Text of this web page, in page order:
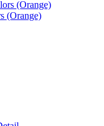
(Orange)